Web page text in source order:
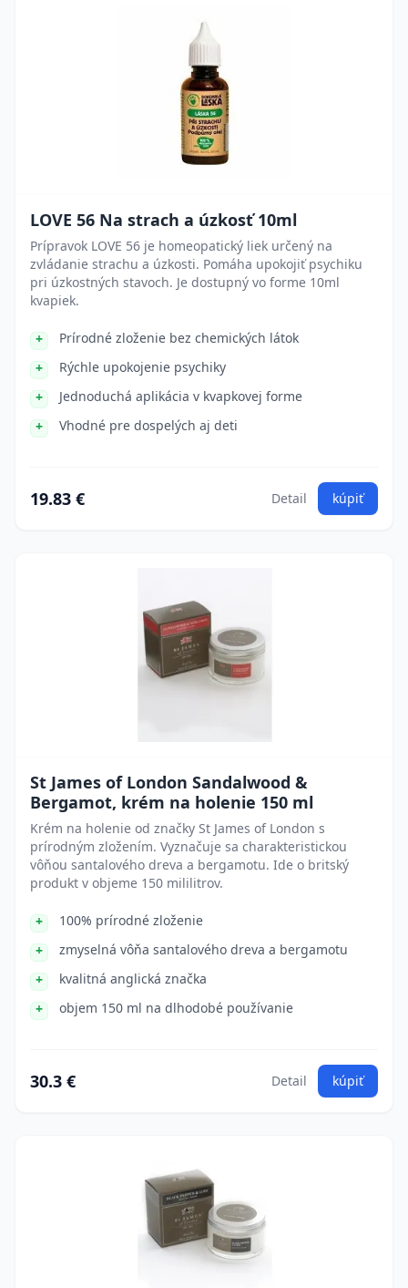
LOVE 56 Na strach a úzkosť 10ml
Prípravok LOVE 56 je homeopatický liek určený na
zvládanie strachu a úzkosti. Pomáha upokojiť psychiku
pri úzkostných stavoch. Je dostupný vo forme 10ml
kvapiek.
Prírodné zloženie bez chemických látok
Rýchle upokojenie psychiky
Jednoduchá aplikácia v kvapkovej forme
Vhodné pre dospelých aj deti
19.83 € Detail kúpiť
St James of London Sandalwood &
Bergamot, krém na holenie 150 ml
Krém na holenie od značky St James of London s
prírodným zložením. Vyznačuje sa charakteristickou
vôňou santalového dreva a bergamotu. Ide o britský
produkt v objeme 150 mililitrov.
100% prírodné zloženie
zmyselná vôňa santalového dreva a bergamotu
kvalitná anglická značka
objem 150 ml na dlhodobé používanie
30.3 € Detail kúpiť